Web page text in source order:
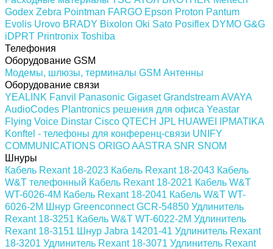
Godex Zebra Pointman FARGO Epson Proton Pantum
Evolis Urovo BRADY Bixolon Oki Sato Posiflex DYMO G&G
iDPRT Printronix Toshiba
Телефония
Оборудование GSM
Модемы, шлюзы, терминалы GSM Антенны
Оборудование связи
YEALINK Fanvil Panasonic Gigaset GrandstreamAVAYA
AudioCodes Plantronics решения для офиса Yeastar
Flying Voice Dinstar Cisco QTECH JPL HUAWEI
IPMATIKA
Konftel - телефоны для конференц-связи UNIFY
COMMUNICATIONS ORIGOAASTRA SNR SNOM
Шнуры
Кабель Rexant 18-2023 Кабель Rexant 18-2043 Кабель
W&T телефонный Кабель Rexant 18-2021 Кабель W&T
WT-6026-4M Кабель Rexant 18-2041 Кабель W&T WT-
6026-2M Шнур Greenconnect GCR-54850 Удлинитель
Rexant 18-3251 Кабель W&T WT-6022-2M Удлинитель
Rexant 18-3151 Шнур Jabra 14201-41 Удлинитель Rexant
18-3201 Удлинитель Rexant 18-3071 Удлинитель Rexant